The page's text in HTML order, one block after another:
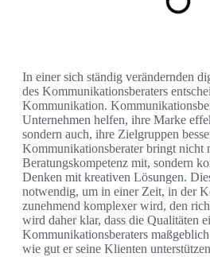
In einer sich ständig verändernden
des Kommunikationsberaters
Kommunikation.
Unternehmen helfen, ihre Marke
sondern auch, ihre Zielgruppen
Kommunikationsberater bringt nicht
Beratungskompetenz mit, sondern
Denken mit kreativen Lösungen.
notwendig, um in einer Zeit, in der
zunehmend komplexer wird, den
wird daher klar, dass die Qualitäten
Kommunikationsberaters
wie gut er seine Klienten